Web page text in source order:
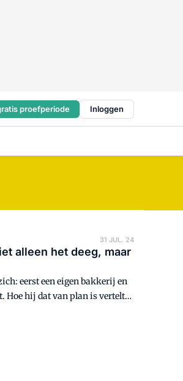
proefperiode Inloggen
31 JUL. 24
alleen het deeg, maar
eerst een eigen bakkerij en
Hoe hij dat van plan is vertelt